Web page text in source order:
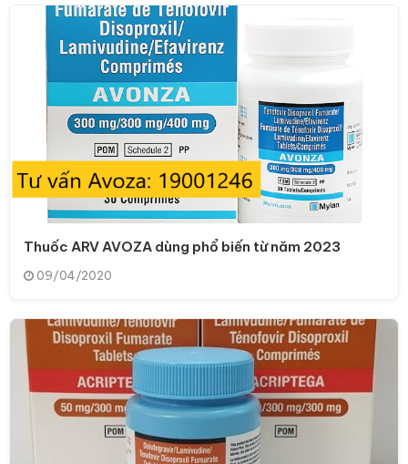
Thuốc ARV AVOZA dùng phổ biến từ năm 2023
09/04/2020